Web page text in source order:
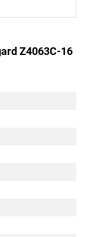
Z4063C-16